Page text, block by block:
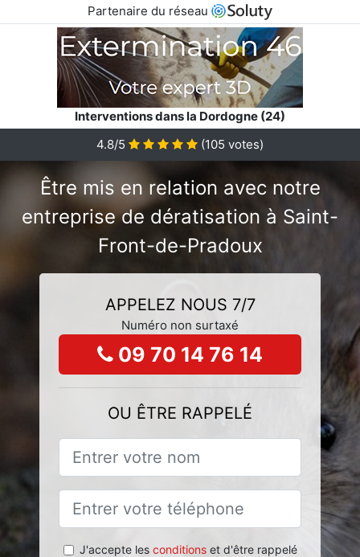
Partenaire du réseau
Interventions dans la Dordogne (24)
4.8/5
(105 votes)
Être mis en relation avec notre
entreprise de dératisation à Saint-
Front-de-Pradoux
APPELEZ NOUS 7/7
Numéro non surtaxé
09 70 14 76 14
OU ÊTRE RAPPELÉ
J'accepte les conditionset d'être rappelé